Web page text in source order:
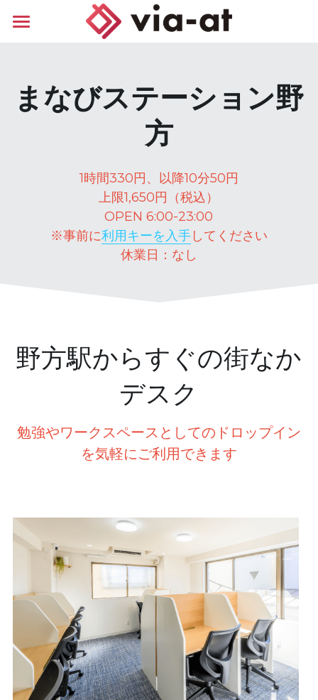
施設店舗保有の事業者様
まなびステーション野
方
1時間330円、以降10分50円
上限1,650円（税込）
OPEN 6:00-23:00
※事前に利用キーを入手してください
休業日：なし
野方駅からすぐの街なか
デスク
勉強やワークスペースとしてのドロップイン
を気軽にご利用できます